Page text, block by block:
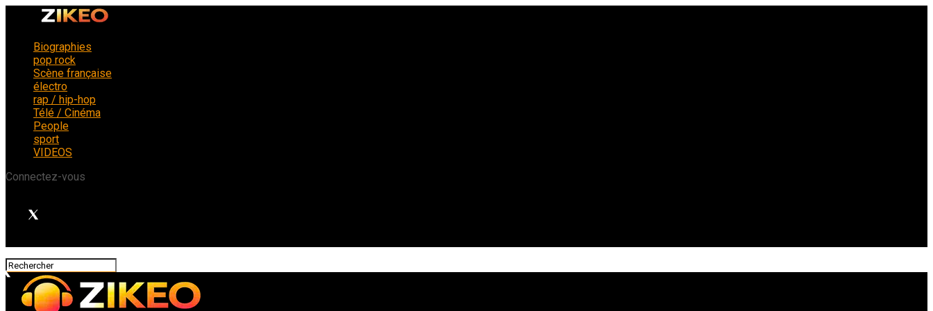
Biographies
pop rock
Scène française
électro
rap / hip-hop
Télé / Cinéma
People
sport
VIDEOS
Connectez-vous